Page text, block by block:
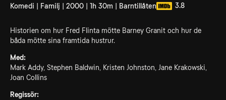
Komedi | Familj | 2000 | 1h 30m | Barntillåten 3.8
Historien om hur Fred Flinta mötte Barney Granit och hur de
båda mötte sina framtida hustrur.
Med:
Mark Addy, Stephen Baldwin, Kristen Johnston, Jane Krakowski,
Joan Collins
Regissör: